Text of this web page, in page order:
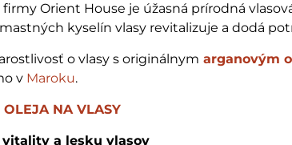
firmy Orient House je úžasná prírodná
kyselín vlasy revitalizuje a dodá
o vlasy s originálnym arganovým
v Maroku.
NA VLASY
a lesku vlasov